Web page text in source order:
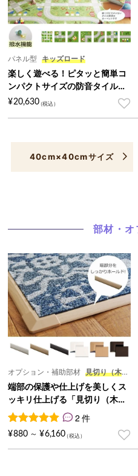
パネル型 キッズロード
楽しく遊べる！ピタッと簡単コ
ンパクトサイズの防音タイルカ
ーペット 40cm角 『キッズロー
¥20,630
40cm×40cmサイズ
部材・オ
オプション・補助部材 見切り（木
目）・コーナー材
端部の保護や仕上げを美しくス
ッキリ仕上げる「見切り（木
目）・コーナー材」
2
件の利用者評価に基づく5段
2 件
¥880 ～ ¥6,160